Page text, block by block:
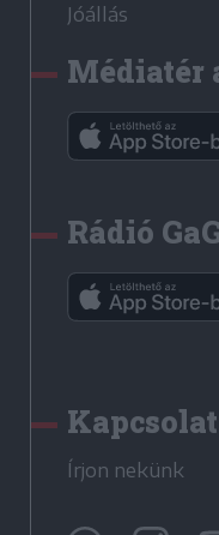
Jóállás
Médiatér
Rádió
Kapcsolat
Írjon nekünk